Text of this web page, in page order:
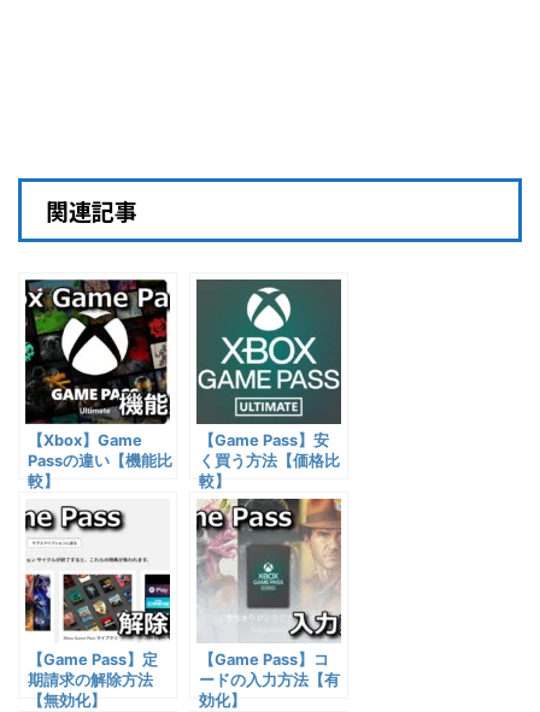
関連記事
【Xbox】Game
Passの違い【機能比
較】
【Game Pass】安
く買う方法【価格比
較】
【Game Pass】定
期請求の解除方法
【無効化】
【Game Pass】コ
ードの入力方法【有
効化】